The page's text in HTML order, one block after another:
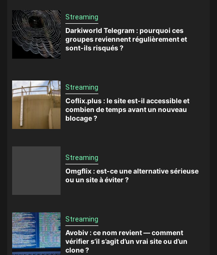
Streaming
Darkiworld Telegram : pourquoi ces
groupes reviennent régulièrement et
sont-ils risqués ?
Streaming
Coflix.plus : le site est-il accessible et
combien de temps avant un nouveau
blocage ?
Streaming
Omgflix : est-ce une alternative sérieuse
ou un site à éviter ?
Streaming
Avobiv : ce nom revient — comment
vérifier s’il s’agit d’un vrai site ou d’un
clone ?